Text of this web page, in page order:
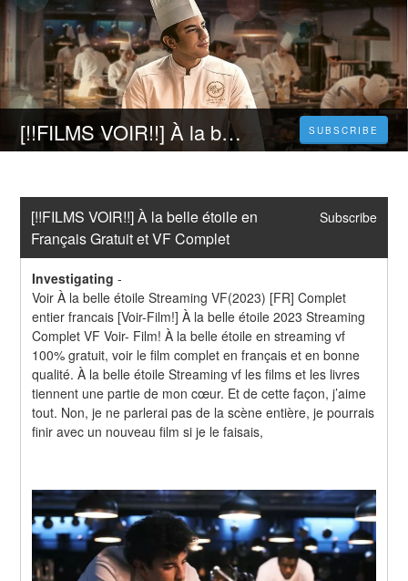
[!!FILMS VOIR!!] À la belle étoile en Français Gratuit et VF Complet SUBSCRIBE
[!!FILMS VOIR!!] À la belle étoile en
Français Gratuit et VF Complet
Subscribe
Investigating -
Voir À la belle étoile Streaming VF(2023) [FR] Complet
entier francais [Voir-Film!] À la belle étoile 2023 Streaming
Complet VF Voir- Film! À la belle étoile en streaming vf
100% gratuit, voir le film complet en français et en bonne
qualité. À la belle étoile Streaming vf les films et les livres
tiennent une partie de mon cœur. Et de cette façon, j’aime
tout. Non, je ne parlerai pas de la scène entière, je pourrais
finir avec un nouveau film si je le faisais,